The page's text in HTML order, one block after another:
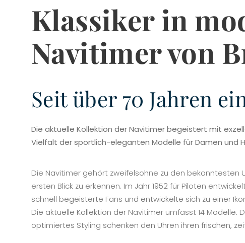
Klassiker in
Navitimer von
Seit über 70 Jahren
Die aktuelle Kollektion der Navitimer begeistert mit
Vielfalt der sportlich-eleganten Modelle für Damen und
Die Navitimer gehört zweifelsohne zu den bekanntesten
ersten Blick zu erkennen. Im Jahr 1952 für Piloten
schnell begeisterte Fans und entwickelte sich zu einer
Die aktuelle Kollektion der Navitimer umfasst 14
optimiertes Styling schenken den Uhren ihren frischen,